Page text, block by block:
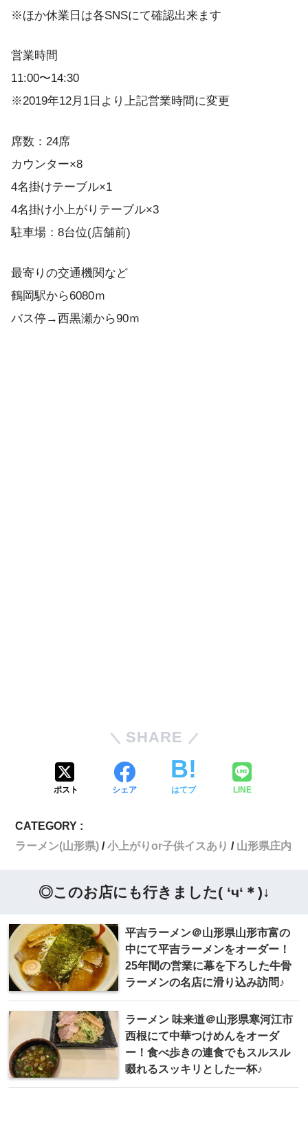
※ほか休業日は各SNSにて確認出来ます
営業時間
11:00〜14:30
※2019年12月1日より上記営業時間に変更
席数：24席
カウンター×8
4名掛けテーブル×1
4名掛け小上がりテーブル×3
駐車場：8台位(店舗前)
最寄りの交通機関など
鶴岡駅から6080ｍ
バス停→西黒瀬から90ｍ
SHARE
ポスト シェア はてブ LINE
CATEGORY :
ラーメン(山形県)
小上がりor子供イスあり 山形県庄内
◎このお店にも行きました( ‘ч‘＊)↓
平吉ラーメン＠山形県山形市富の
中にて平吉ラーメンをオーダー！
25年間の営業に幕を下ろした牛骨
ラーメンの名店に滑り込み訪問♪
ラーメン 味来道＠山形県寒河江市
西根にて中華つけめんをオーダ
ー！食べ歩きの連食でもスルスル
啜れるスッキリとした一杯♪